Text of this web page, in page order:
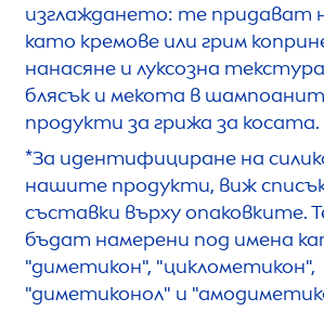
изглаждането: те придават
като кремове или грим
нанасяне и луксозна
блясък и мекота в
продукти за грижа за косата.
*За идентифициране на
нашите продукти, виж
съставки върху опаковките.
бъдат намерени под имена
"диметикон", "циклометикон",
"диметиконол" и